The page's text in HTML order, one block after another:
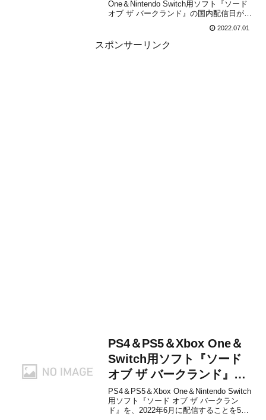
期に！
One＆Nintendo Switch用ソフト『ソード
オブ ザ バークランド』の国内配信日が
スしました。新たな発売日は未定です
が、決まり次第お知らせがあります。
「ソードオブザバークランド]」...
2022.07.01
スポンサーリンク
PS4＆PS5＆Xbox One＆
Switch用ソフト『ソード
オブ ザ バークランド』が
2022年6月に配信決定！
PS4＆PS5＆Xbox One＆Nintendo Switch
用ソフト『ソード オブ ザ バークラン
ド』を、2022年6月に配信することを5月